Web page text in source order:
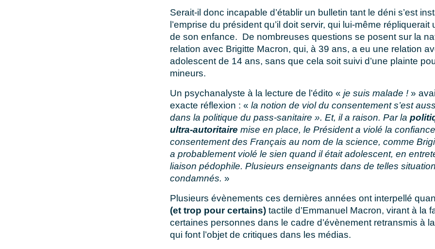
Serait-il donc incapable d’établir un bulletin tant le déni s’est
l’emprise du président qu’il doit servir, qui lui-même
de son enfance. De nombreuses questions se posent sur la
relation avec Brigitte Macron, qui, à 39 ans, a eu une relation
adolescent de 14 ans, sans que cela soit suivi d’une plainte
mineurs.
Un psychanalyste à la lecture de l’édito « je suis malade ! »
exacte réflexion : « la notion de viol du consentement s’est
dans la politique du pass-sanitaire ». Et, il a raison. Par la
ultra-autoritaire mise en place, le Président a violé la
consentement des Français au nom de la science, comme
a probablement violé le sien quand il était adolescent, en
liaison pédophile. Plusieurs enseignants dans de telles
condamnés. »
Plusieurs évènements ces dernières années ont interpellé
(et trop pour certains) tactile d’Emmanuel Macron, virant à la
certaines personnes dans le cadre d’évènement retransmis à
qui font l’objet de critiques dans les médias.